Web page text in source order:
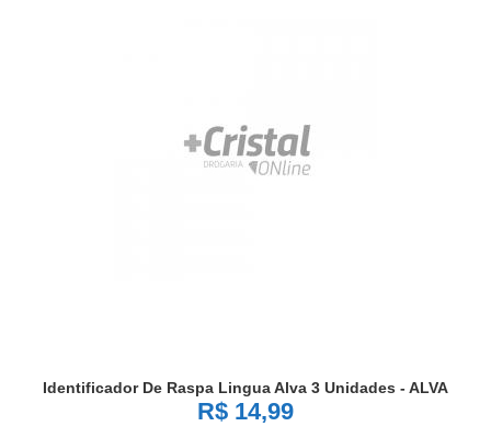
Identificador De Raspa Lingua Alva 3 Unidades - ALVA
R$ 14,99